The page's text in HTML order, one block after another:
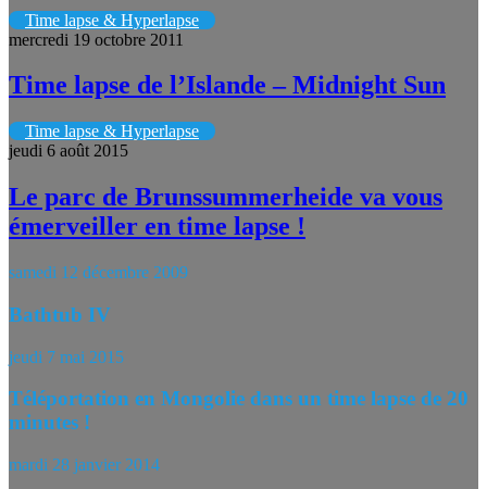
Time lapse & Hyperlapse
mercredi 19 octobre 2011
Time lapse de l’Islande – Midnight Sun
Time lapse & Hyperlapse
jeudi 6 août 2015
Le parc de Brunssummerheide va vous
émerveiller en time lapse !
samedi 12 décembre 2009
Bathtub IV
jeudi 7 mai 2015
Téléportation en Mongolie dans un time lapse de 20
minutes !
mardi 28 janvier 2014